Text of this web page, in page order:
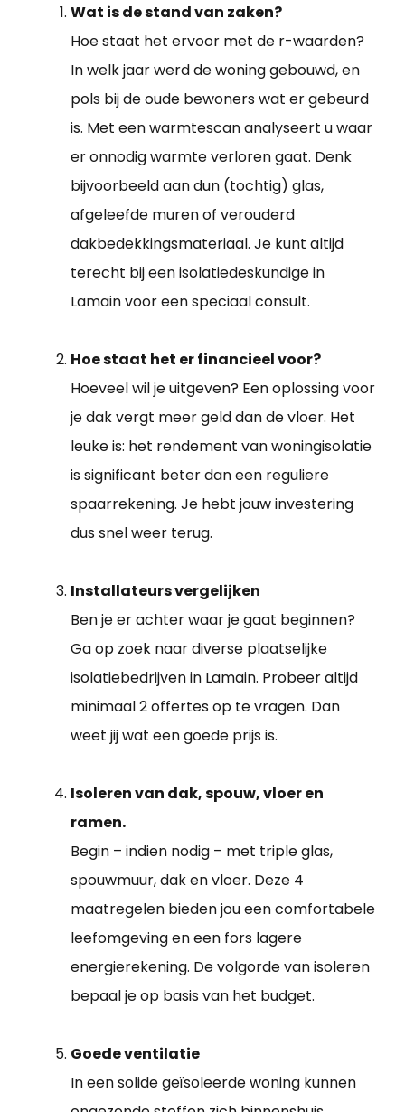
Wat is de stand van zaken?
Hoe staat het ervoor met de r-waarden?
In welk jaar werd de woning gebouwd, en
pols bij de oude bewoners wat er gebeurd
is. Met een warmtescan analyseert u waar
er onnodig warmte verloren gaat. Denk
bijvoorbeeld aan dun (tochtig) glas,
afgeleefde muren of verouderd
dakbedekkingsmateriaal. Je kunt altijd
terecht bij een isolatiedeskundige in
Lamain voor een speciaal consult.
Hoe staat het er financieel voor?
Hoeveel wil je uitgeven? Een oplossing voor
je dak vergt meer geld dan de vloer. Het
leuke is: het rendement van woningisolatie
is significant beter dan een reguliere
spaarrekening. Je hebt jouw investering
dus snel weer terug.
Installateurs vergelijken
Ben je er achter waar je gaat beginnen?
Ga op zoek naar diverse plaatselijke
isolatiebedrijven in Lamain. Probeer altijd
minimaal 2 offertes op te vragen. Dan
weet jij wat een goede prijs is.
Isoleren van dak, spouw, vloer en
ramen.
Begin – indien nodig – met triple glas,
spouwmuur, dak en vloer. Deze 4
maatregelen bieden jou een comfortabele
leefomgeving en een fors lagere
energierekening. De volgorde van isoleren
bepaal je op basis van het budget.
Goede ventilatie
In een solide geïsoleerde woning kunnen